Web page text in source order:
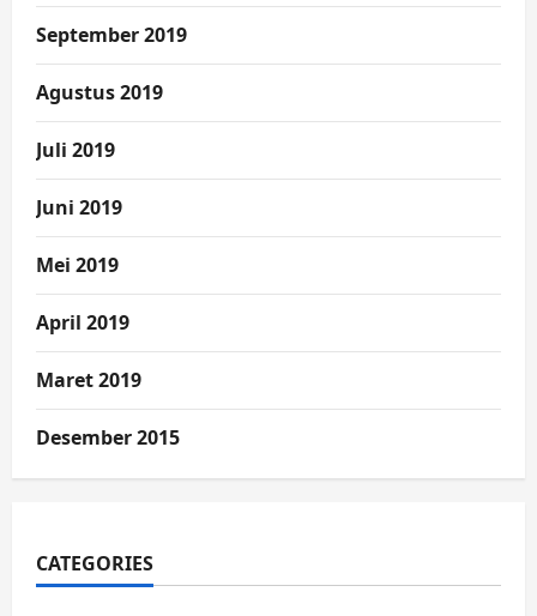
September 2019
Agustus 2019
Juli 2019
Juni 2019
Mei 2019
April 2019
Maret 2019
Desember 2015
CATEGORIES